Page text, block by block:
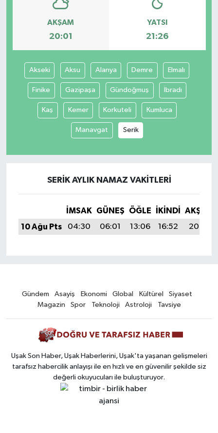
AKŞAM
20:01
YATSI
21:26
Akseki Aksu Alanya Demre Elmalı
Finike Gazipaşa Gündoğmuş İbradı
Kaş Kemer Korkuteli Kumluca
Manavgat Serik
SERIK AYLIK NAMAZ VAKITLERI
İMSAK GÜNEŞ ÖĞLE İKINDI
AKŞAM
10 Ağu Pts
04:30 06:01 13:06 16:52 20:01
Gündem Asayiş Ekonomi Global Kültürel
Siyaset
Magazin
Spor Teknoloji Astroloji Tavsiye
Uşak Son Haber, Uşak Haberlerini, Uşak'ta yaşanan gelişmeleri
tarafsız habercilik anlayışı ile en hızlı ve en güvenilir şekilde siz
değerli okuyucuları ile buluşturuyor.